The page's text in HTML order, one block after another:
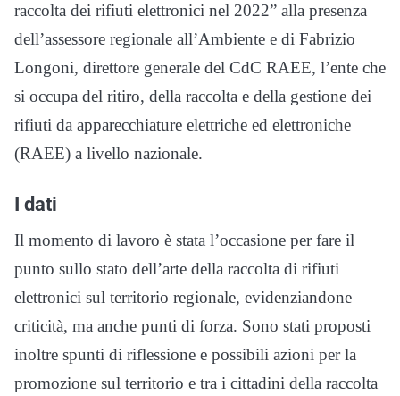
raccolta dei rifiuti elettronici nel 2022” alla presenza
dell’assessore regionale all’Ambiente e di Fabrizio
Longoni, direttore generale del CdC RAEE, l’ente che
si occupa del ritiro, della raccolta e della gestione dei
rifiuti da apparecchiature elettriche ed elettroniche
(RAEE) a livello nazionale.
I dati
Il momento di lavoro è stata l’occasione per fare il
punto sullo stato dell’arte della raccolta di rifiuti
elettronici sul territorio regionale, evidenziandone
criticità, ma anche punti di forza. Sono stati proposti
inoltre spunti di riflessione e possibili azioni per la
promozione sul territorio e tra i cittadini della raccolta